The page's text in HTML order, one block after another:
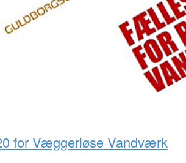
for Væggerløse Vandværk